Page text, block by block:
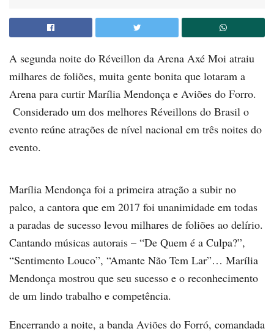
A segunda noite do Réveillon da Arena Axé Moi atraiu
milhares de foliões, muita gente bonita que lotaram a
Arena para curtir Marília Mendonça e Aviões do Forro.
Considerado um dos melhores Réveillons do Brasil o
evento reúne atrações de nível nacional em três noites do
evento.
Marília Mendonça foi a primeira atração a subir no
palco, a cantora que em 2017 foi unanimidade em todas
a paradas de sucesso levou milhares de foliões ao delírio.
Cantando músicas autorais – “De Quem é a Culpa?”,
“Sentimento Louco”, “Amante Não Tem Lar”… Marília
Mendonça mostrou que seu sucesso e o reconhecimento
de um lindo trabalho e competência.
Encerrando a noite, a banda Aviões do Forró, comandada